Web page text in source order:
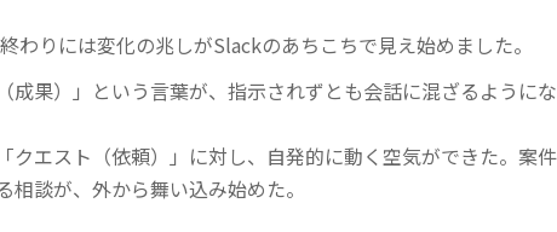
わりには変化の兆しがSlackのあちこちで見え始めました。
成果）」という言葉が、指示されずとも会話に混ざるように
クエスト（依頼）」に対し、自発的に動く空気ができた。 案
相談が、外から舞い込み始めた。